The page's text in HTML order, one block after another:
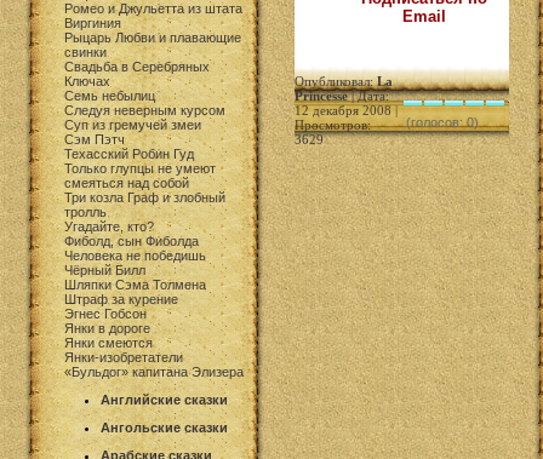
Ромео и Джульетта из штата
Виргиния
Рыцарь Любви и плавающие
свинки
Свадьба в Серебряных
Ключах
Семь небылиц
Следуя неверным курсом
Суп из гремучей змеи
Сэм Пэтч
Техасский Робин Гуд
Только глупцы не умеют
смеяться над собой
Три козла Граф и злобный
тролль
Угадайте, кто?
Фиболд, сын Фиболда
Человека не победишь
Чёрный Билл
Шляпки Сэма Толмена
Штраф за курение
Эгнес Гобсон
Янки в дороге
Янки смеются
Янки-изобретатели
«Бульдог» капитана Элизера
Английские сказки
Ангольские сказки
Арабские сказки
Email
Опубликовал:La
Princesse| Дата:
12 декабря 2008 |
Просмотров:
3629
(голосов: 0)